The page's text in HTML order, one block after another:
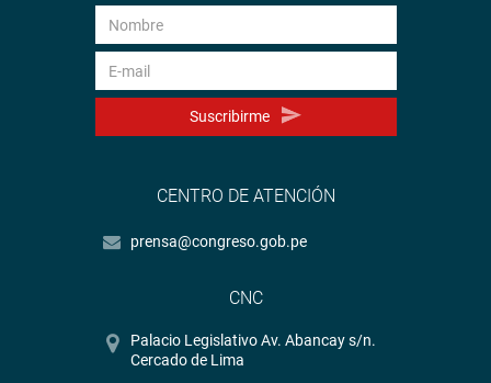
Suscribirme
CENTRO DE ATENCIÓN
prensa@congreso.gob.pe
CNC
Palacio Legislativo Av. Abancay s/n.
Cercado de Lima